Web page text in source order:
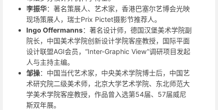
李振华：著名策展人、艺术家，香港巴塞尔艺博会光映
现场策展人，瑞士Prix Pictet摄影节推荐人。
Ingo Offermanns：著名设计师，德国汉堡美术学院副
院长，中国美术学院创新设计学院客座教授，国际平面
设计联盟AGI会员，“Inter-Graphic View”调研项目发起
人与主持主编。
邹操：中国当代艺术家，中央美术学院博士后，中国艺
术研究院二级美术师，北京大学艺术学院、东北师范大
学美术学院客座教授，作品曾入选第54届、57届威尼
斯双年展。